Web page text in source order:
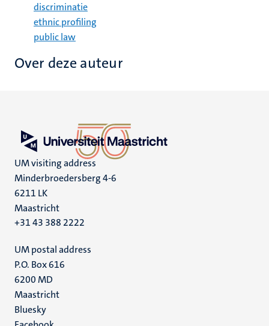
discriminatie
ethnic profiling
public law
Over deze auteur
UM visiting address
Minderbroedersberg 4-6
6211 LK
Maastricht
+31 43 388 2222
UM postal address
P.O. Box 616
6200 MD
Maastricht
Social
Bluesky